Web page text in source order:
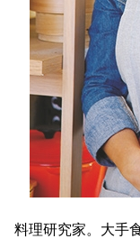
料理研究家。大手